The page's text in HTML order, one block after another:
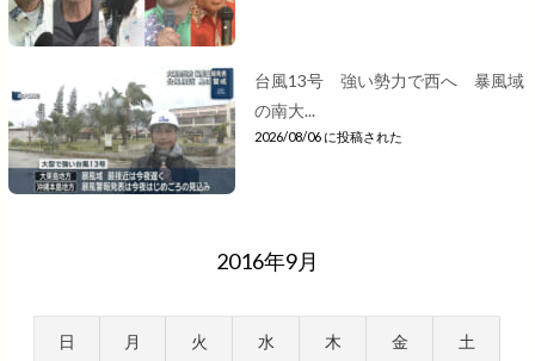
台風13号 強い勢力で西へ 暴風域
の南大...
2026/08/06 に投稿された
2016年9月
日 月 火 水 木 金 土